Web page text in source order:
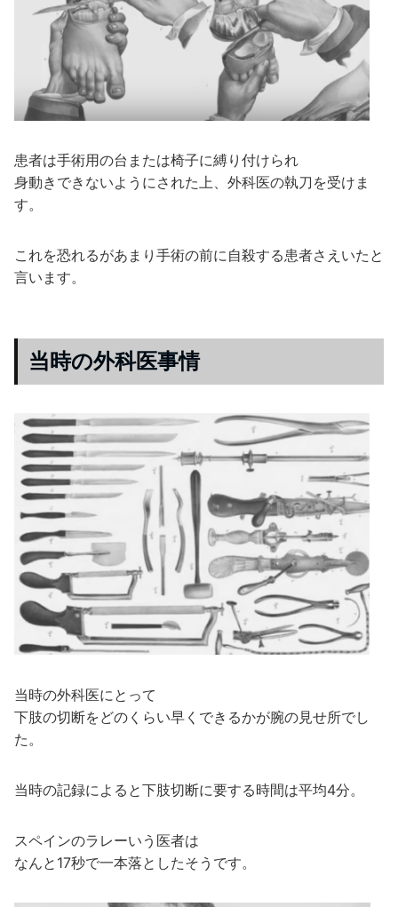
患者は手術用の台または椅子に縛り付けられ
身動きできないようにされた上、外科医の執刀を受けま
す。
これを恐れるがあまり手術の前に自殺する患者さえいたと
言います。
当時の外科医事情
当時の外科医にとって
下肢の切断をどのくらい早くできるかが腕の見せ所でし
た。
当時の記録によると下肢切断に要する時間は平均4分。
スペインのラレーいう医者は
なんと17秒で一本落としたそうです。